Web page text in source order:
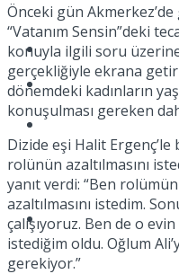
Kadınca
Dünya
Spor
Podcast
Önceki gün
“Vatanım Sensin”deki
konuyla ilgili soru
gerçekliğiyle ekrana
dönemdeki kadınların
konuşulması gereken
Dizide eşi Halit
rolünün azaltılmasını
yanıt verdi: “Ben
azaltılmasını istedim.
çalışıyoruz. Ben de o
istediğim oldu. Oğlum
gerekiyor.”